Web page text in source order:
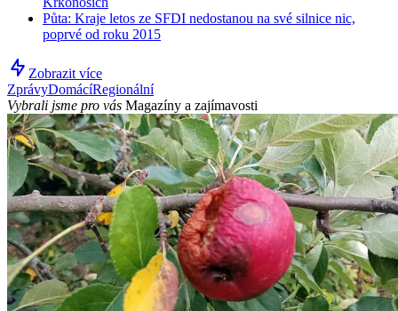
Půta: Kraje letos ze SFDI nedostanou na své silnice nic,
poprvé od roku 2015
Zobrazit více
ZprávyDomácíRegionální
Vybrali jsme pro vás Magazíny a zajímavosti